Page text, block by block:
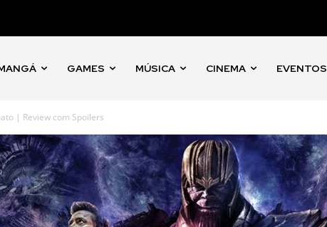
GAMES MÚSICA CINEMA EVENTOS
| Review com Spoilers